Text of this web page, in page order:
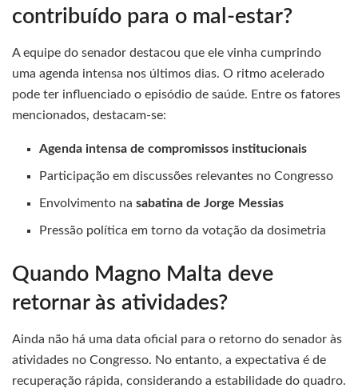
contribuído para o mal-estar?
A equipe do senador destacou que ele vinha cumprindo
uma agenda intensa nos últimos dias. O ritmo acelerado
pode ter influenciado o episódio de saúde. Entre os fatores
mencionados, destacam-se:
Agenda intensa de compromissos institucionais
Participação em discussões relevantes no Congresso
Envolvimento nasabatina de Jorge Messias
Pressão política em torno da votação da dosimetria
Quando Magno Malta deve
retornar às atividades?
Ainda não há uma data oficial para o retorno do senador às
atividades no Congresso. No entanto, a expectativa é de
recuperação rápida, considerando a estabilidade do quadro.